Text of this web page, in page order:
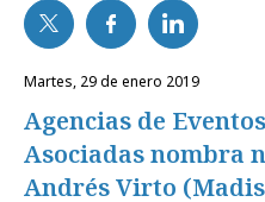
martes, 29 de enero 2019
Agencias de
Asociadas nombra
Andrés Virto